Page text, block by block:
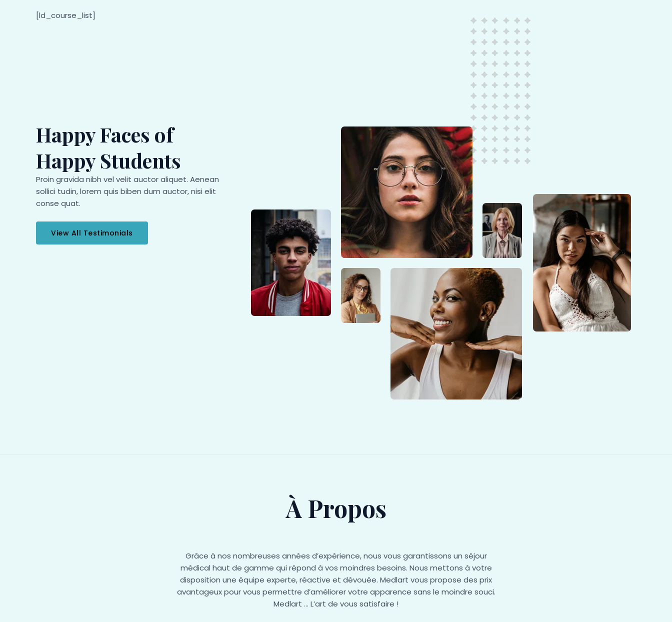
[ld_course_list]
Happy Faces of
Happy Students
Proin gravida nibh vel velit auctor aliquet. Aenean
sollici tudin, lorem quis biben dum auctor, nisi elit
conse quat.
View All Testimonials
À Propos
Grâce à nos nombreuses années d’expérience, nous vous garantissons un séjour
médical haut de gamme qui répond à vos moindres besoins. Nous mettons à votre
disposition une équipe experte, réactive et dévouée. Medlart vous propose des prix
avantageux pour vous permettre d’améliorer votre apparence sans le moindre souci.
Medlart … L’art de vous satisfaire !